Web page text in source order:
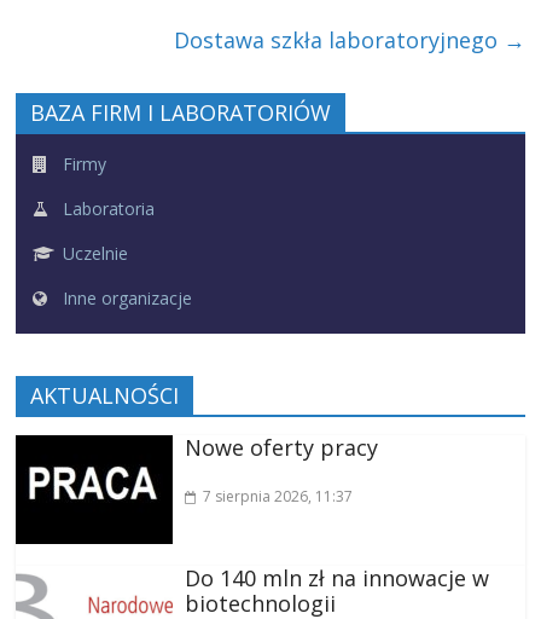
Dostawa szkła laboratoryjnego →
BAZA FIRM I LABORATORIÓW
Firmy
Laboratoria
Uczelnie
Inne organizacje
AKTUALNOŚCI
Nowe oferty pracy
7 sierpnia 2026, 11:37
Do 140 mln zł na innowacje w
biotechnologii